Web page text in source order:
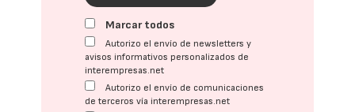
Marcar todos
Autorizo el envío de newsletters y
avisos informativos personalizados de
interempresas.net
Autorizo el envío de comunicaciones
de terceros vía interempresas.net